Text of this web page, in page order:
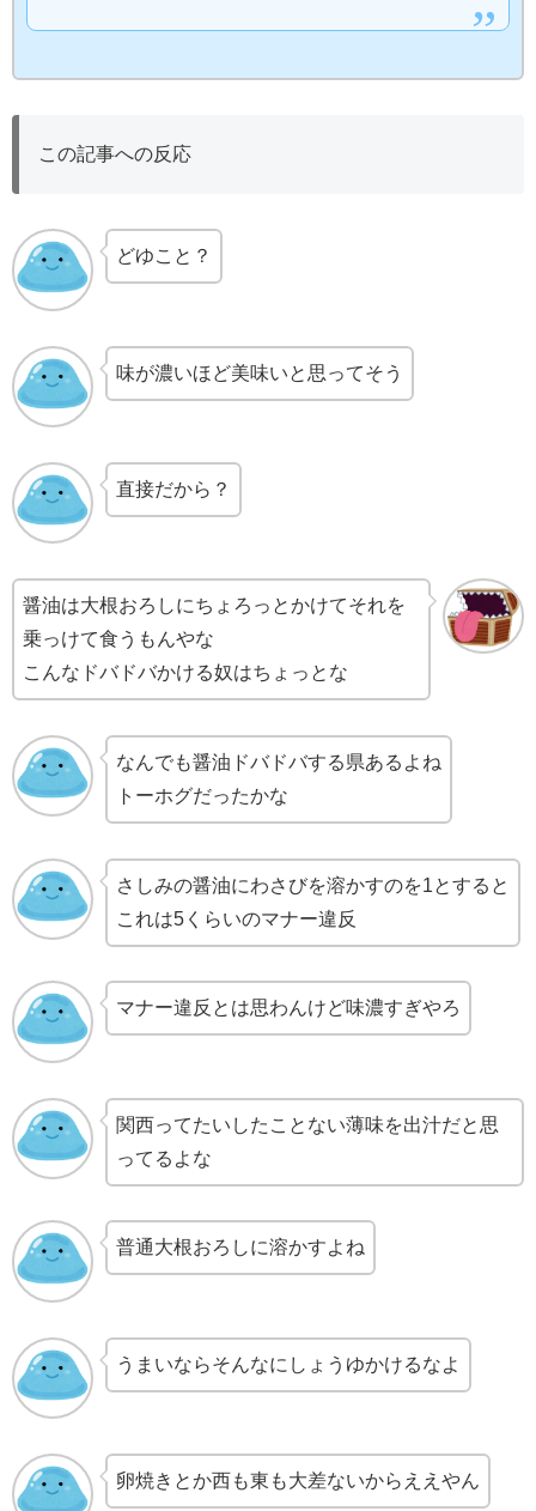
この記事への反応
どゆこと？
味が濃いほど美味いと思ってそう
直接だから？
醤油は大根おろしにちょろっとかけてそれを
乗っけて食うもんやな
こんなドバドバかける奴はちょっとな
なんでも醤油ドバドバする県あるよね
トーホグだったかな
さしみの醤油にわさびを溶かすのを1とすると
これは5くらいのマナー違反
マナー違反とは思わんけど味濃すぎやろ
関西ってたいしたことない薄味を出汁だと思
ってるよな
普通大根おろしに溶かすよね
うまいならそんなにしょうゆかけるなよ
卵焼きとか西も東も大差ないからええやん